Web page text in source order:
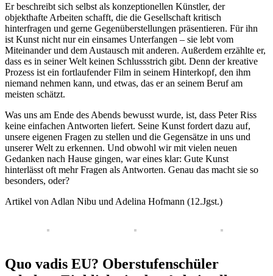
Er beschreibt sich selbst als konzeptionellen Künstler, der
objekthafte Arbeiten schafft, die die Gesellschaft kritisch
hinterfragen und gerne Gegenüberstellungen präsentieren. Für ihn
ist Kunst nicht nur ein einsames Unterfangen – sie lebt vom
Miteinander und dem Austausch mit anderen. Außerdem erzählte er,
dass es in seiner Welt keinen Schlussstrich gibt. Denn der kreative
Prozess ist ein fortlaufender Film in seinem Hinterkopf, den ihm
niemand nehmen kann, und etwas, das er an seinem Beruf am
meisten schätzt.
Was uns am Ende des Abends bewusst wurde, ist, dass Peter Riss
keine einfachen Antworten liefert. Seine Kunst fordert dazu auf,
unsere eigenen Fragen zu stellen und die Gegensätze in uns und
unserer Welt zu erkennen. Und obwohl wir mit vielen neuen
Gedanken nach Hause gingen, war eines klar: Gute Kunst
hinterlässt oft mehr Fragen als Antworten. Genau das macht sie so
besonders, oder?
Artikel von Adlan Nibu und Adelina Hofmann (12.Jgst.)
Quo vadis EU? Oberstufenschüler